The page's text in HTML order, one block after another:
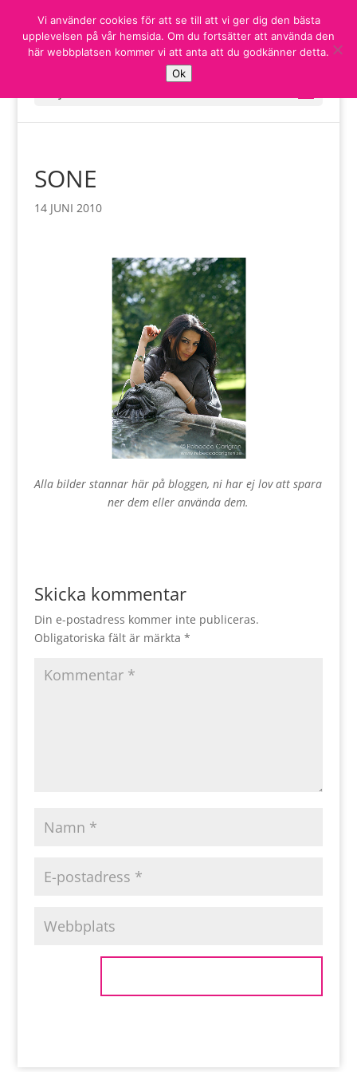
SONE
14 JUNI 2010
Alla bilder stannar här på bloggen, ni har ej lov att spara
ner dem eller använda dem.
Skicka kommentar
Din e-postadress kommer inte publiceras.
Obligatoriska fält är märkta *
Vi använder cookies för att se till att vi ger dig den bästa
upplevelsen på vår hemsida. Om du fortsätter att använda den
här webbplatsen kommer vi att anta att du godkänner detta.
Ok